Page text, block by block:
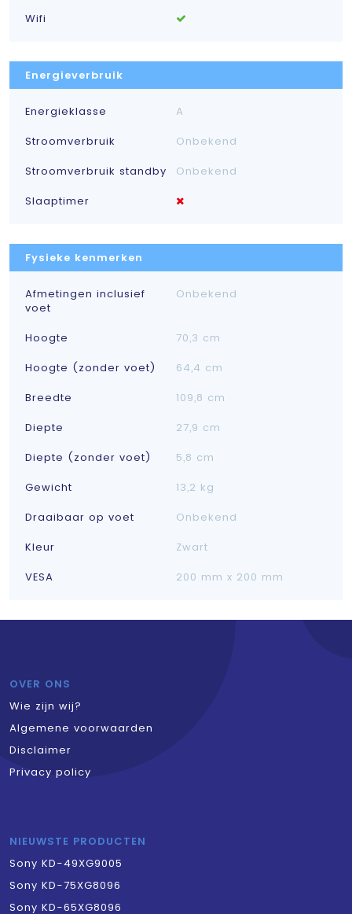
Wifi
Energieverbruik
Energieklasse
A
Stroomverbruik
Onbekend
Stroomverbruik standby
Onbekend
Slaaptimer
Fysieke kenmerken
Afmetingen inclusief
voet
Onbekend
Hoogte
70,3 cm
Hoogte (zonder voet)
64,4 cm
Breedte
109,8 cm
Diepte
27,9 cm
Diepte (zonder voet)
5,8 cm
Gewicht
13,2 kg
Draaibaar op voet
Onbekend
Kleur
Zwart
VESA
200 mm x 200 mm
OVER ONS
Wie zijn wij?
Algemene voorwaarden
Disclaimer
Privacy policy
NIEUWSTE PRODUCTEN
Sony KD-49XG9005
Sony KD-75XG8096
Sony KD-65XG8096